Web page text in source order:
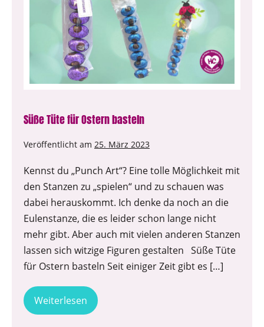
Süße Tüte für Ostern basteln
Veröffentlicht am 25. März 2023
Kennst du „Punch Art“? Eine tolle Möglichkeit mit
den Stanzen zu „spielen“ und zu schauen was
dabei herauskommt. Ich denke da noch an die
Eulenstanze, die es leider schon lange nicht
mehr gibt. Aber auch mit vielen anderen Stanzen
lassen sich witzige Figuren gestalten Süße Tüte
für Ostern basteln Seit einiger Zeit gibt es […]
Weiterlesen